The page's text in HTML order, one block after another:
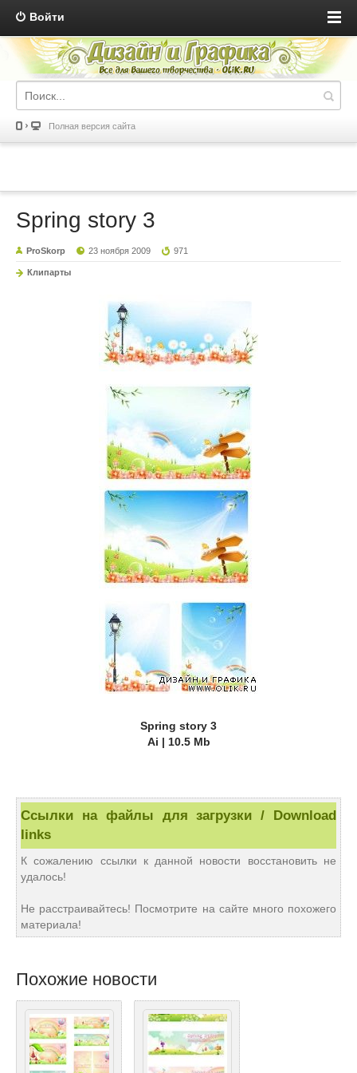
Войти
Полная версия сайта
Spring story 3
ProSkorp 23 ноября 2009 971
Клипарты
Spring story 3
Ai | 10.5 Mb
Ссылки на файлы для загрузки / Download
links
К сожалению ссылки к данной новости восстановить не
удалось!
Не расстраивайтесь! Посмотрите на сайте много похожего
материала!
Похожие новости